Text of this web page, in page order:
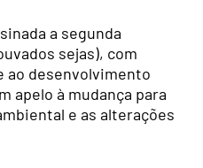
a segunda
sejas), com
ao desenvolvimento
apelo à mudança para
e as alterações